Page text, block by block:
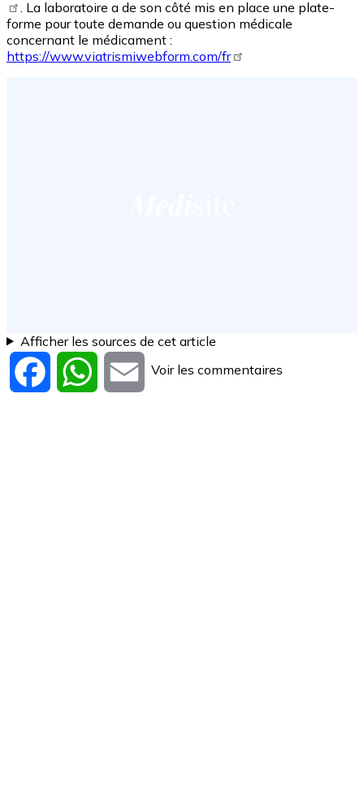
. La laboratoire a de son côté mis en place une plate-
forme pour toute demande ou question médicale
concernant le médicament :
https://www.viatrismiwebform.com/fr
Afficher les sources de cet article
Facebook WhatsApp
Email
Voir les commentaires